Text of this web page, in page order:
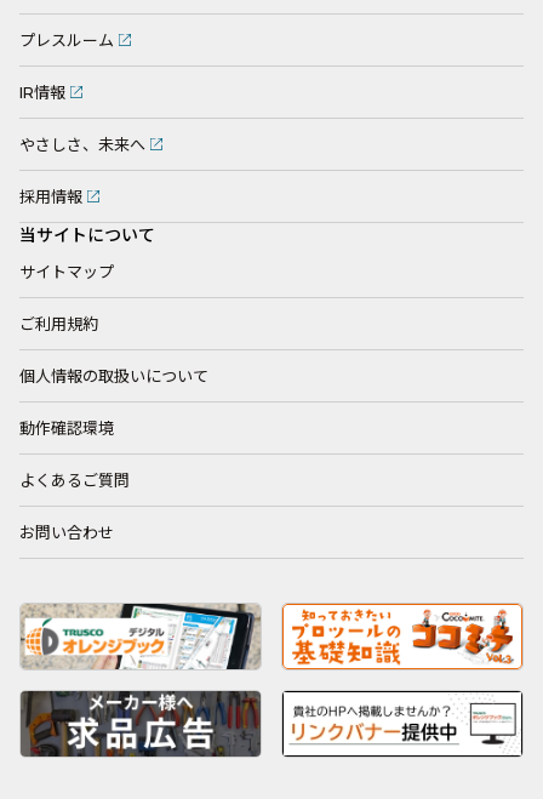
プレスルーム
IR情報
やさしさ、未来へ
採用情報
当サイトについて
サイトマップ
ご利用規約
個人情報の取扱いについて
動作確認環境
よくあるご質問
お問い合わせ